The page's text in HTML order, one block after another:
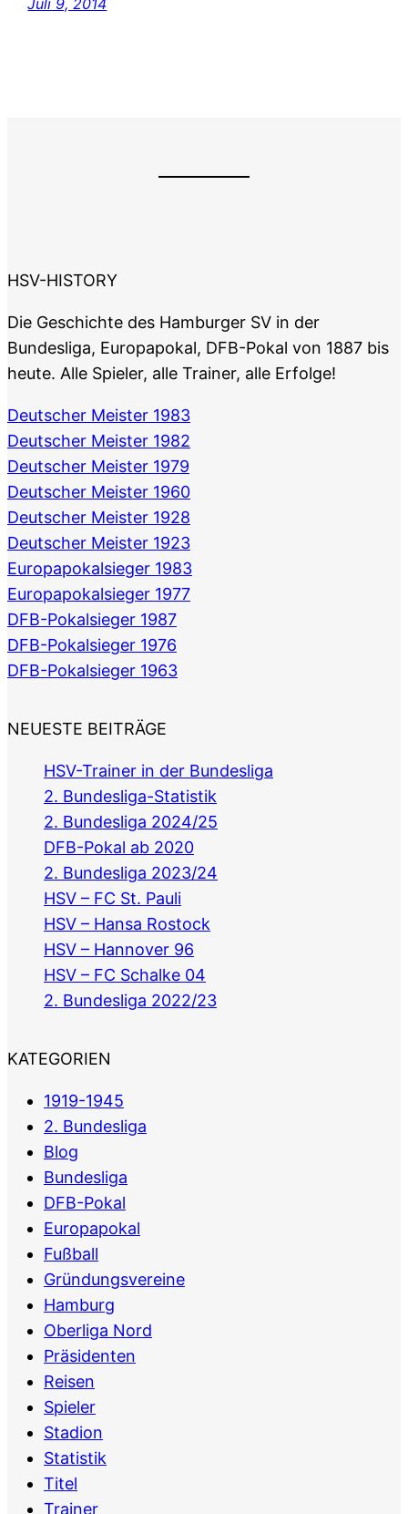
Juli 9, 2014
HSV-HISTORY
Die Geschichte des Hamburger SV in der
Bundesliga, Europapokal, DFB-Pokal von 1887 bis
heute. Alle Spieler, alle Trainer, alle Erfolge!
Deutscher Meister 1983
Deutscher Meister 1982
Deutscher Meister 1979
Deutscher Meister 1960
Deutscher Meister 1928
Deutscher Meister 1923
Europapokalsieger 1983
Europapokalsieger 1977
DFB-Pokalsieger 1987
DFB-Pokalsieger 1976
DFB-Pokalsieger 1963
NEUESTE BEITRÄGE
HSV-Trainer in der Bundesliga
2. Bundesliga-Statistik
2. Bundesliga 2024/25
DFB-Pokal ab 2020
2. Bundesliga 2023/24
HSV – FC St. Pauli
HSV – Hansa Rostock
HSV – Hannover 96
HSV – FC Schalke 04
2. Bundesliga 2022/23
KATEGORIEN
1919-1945
2. Bundesliga
Blog
Bundesliga
DFB-Pokal
Europapokal
Fußball
Gründungsvereine
Hamburg
Oberliga Nord
Präsidenten
Reisen
Spieler
Stadion
Statistik
Titel
Trainer